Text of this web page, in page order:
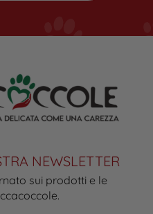
NEWSLETTER
sui prodotti e le